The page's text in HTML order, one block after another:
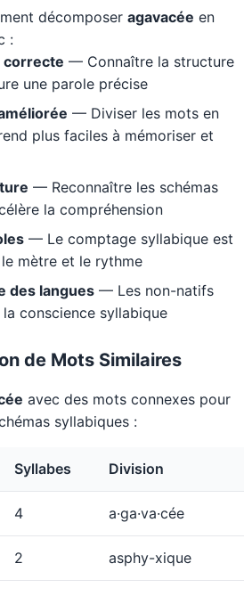
décomposer agavacée en
:
correcte — Connaître la structure
une parole précise
— Diviser les mots en
plus faciles à mémoriser et
— Reconnaître les schémas
la compréhension
— Le comptage syllabique est
mètre et le rythme
des langues — Les non-natifs
conscience syllabique
de Mots Similaires
avec des mots connexes pour
syllabiques :
Syllabes Division
4 a·ga·va·cée
2 asphy-xique